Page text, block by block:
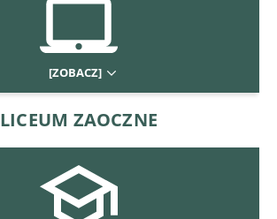
[ZOBACZ]
LICEUM ZAOCZNE